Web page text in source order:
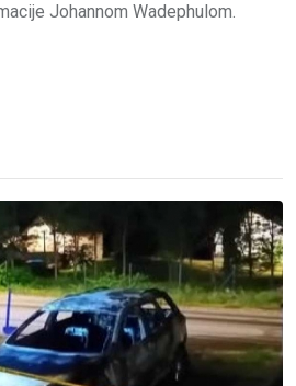
Johannom Wadephulom.